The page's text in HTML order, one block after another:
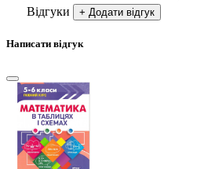
Відгуки
+ Додати відгук
Написати відгук